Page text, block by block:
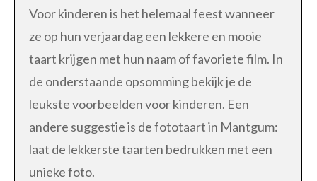
Voor kinderen is het helemaal feest wanneer
ze op hun verjaardag een lekkere en mooie
taart krijgen met hun naam of favoriete film. In
de onderstaande opsomming bekijk je de
leukste voorbeelden voor kinderen. Een
andere suggestie is de fototaart in Mantgum:
laat de lekkerste taarten bedrukken met een
unieke foto.